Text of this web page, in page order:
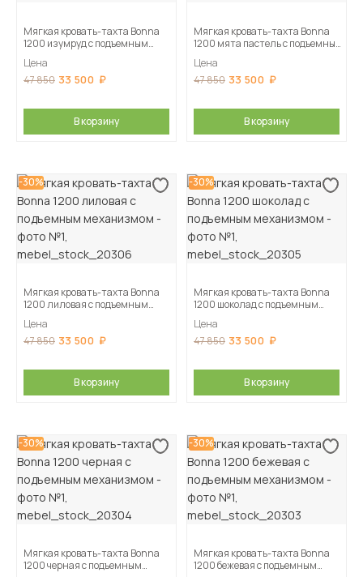
Мягкая кровать-тахта Bonna
1200 изумруд c подъемным
Цена
47 850 33 500
В корзину
Мягкая кровать-тахта Bonna
1200 мята пастель c подъемным
Цена
47 850 33 500
В корзину
-30%
Мягкая кровать-тахта Bonna
1200 лиловая c подъемным
Цена
47 850 33 500
В корзину
-30%
Мягкая кровать-тахта Bonna
1200 шоколад c подъемным
Цена
47 850 33 500
В корзину
-30%
Мягкая кровать-тахта Bonna
1200 черная c подъемным
-30%
Мягкая кровать-тахта Bonna
1200 бежевая c подъемным